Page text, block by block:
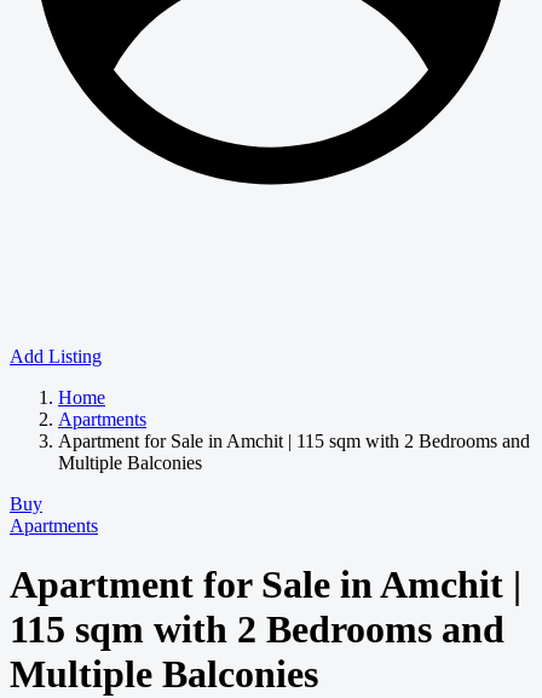
Add Listing
Home
Apartments
Apartment for Sale in Amchit | 115 sqm with 2 Bedrooms and
Multiple Balconies
Buy
Apartments
Apartment for Sale in Amchit |
115 sqm with 2 Bedrooms and
Multiple Balconies